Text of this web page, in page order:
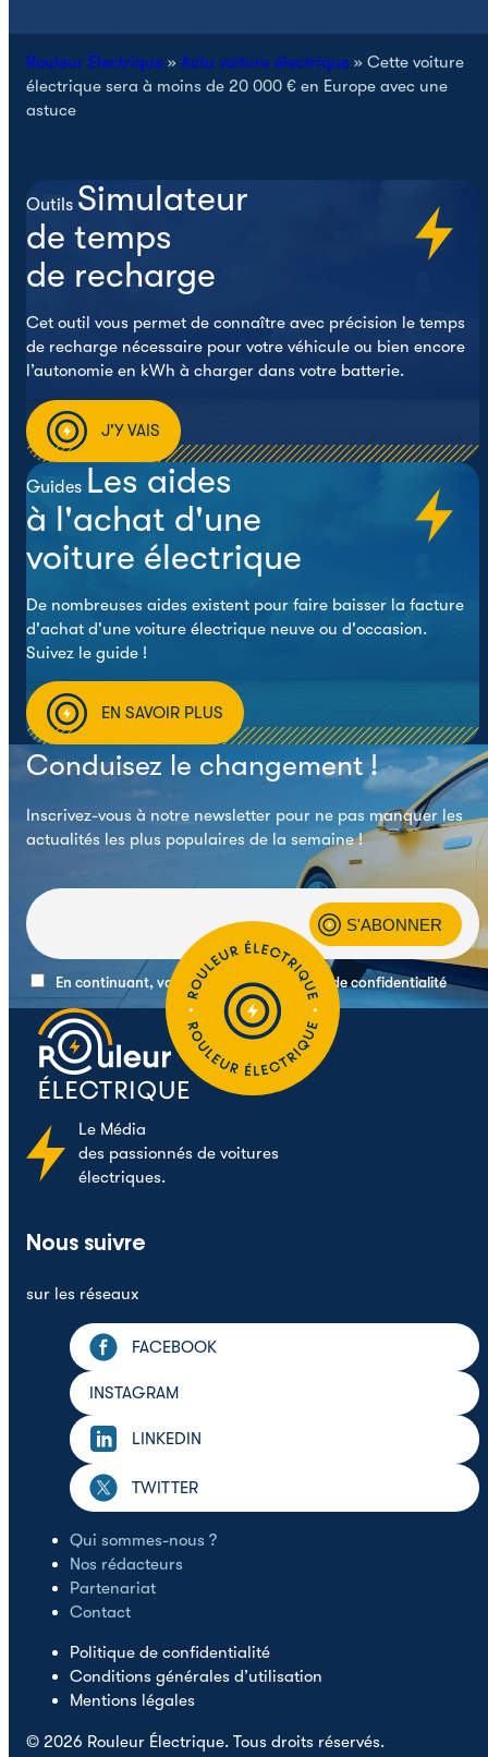
Rouleur Electrique » Actu voiture électrique » Cette voiture
électrique sera à moins de 20 000 € en Europe avec une
astuce
Outils Simulateur
de temps
de recharge
Cet outil vous permet de connaître avec précision le temps
de recharge nécessaire pour votre véhicule ou bien encore
l’autonomie en kWh à charger dans votre batterie.
J'Y VAIS
Guides Les aides
à l'achat d'une
voiture électrique
De nombreuses aides existent pour faire baisser la facture
d'achat d'une voiture électrique neuve ou d'occasion.
Suivez le guide !
EN SAVOIR PLUS
Conduisez le changement !
Inscrivez-vous à notre newsletter pour ne pas manquer les
actualités les plus populaires de la semaine !
En continuant, vous acceptez la politique de confidentialité
Le Média
des passionnés de voitures
électriques.
Nous suivre
sur les réseaux
FACEBOOK
INSTAGRAM
LINKEDIN
TWITTER
Qui sommes-nous ?
Nos rédacteurs
Partenariat
Contact
Politique de confidentialité
Conditions générales d’utilisation
Mentions légales
© 2026 Rouleur Électrique. Tous droits réservés.